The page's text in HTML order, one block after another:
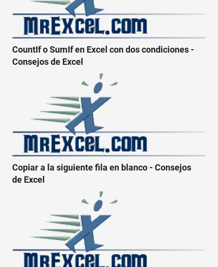
CountIf o SumIf en Excel con dos condiciones -
Consejos de Excel
Copiar a la siguiente fila en blanco - Consejos
de Excel